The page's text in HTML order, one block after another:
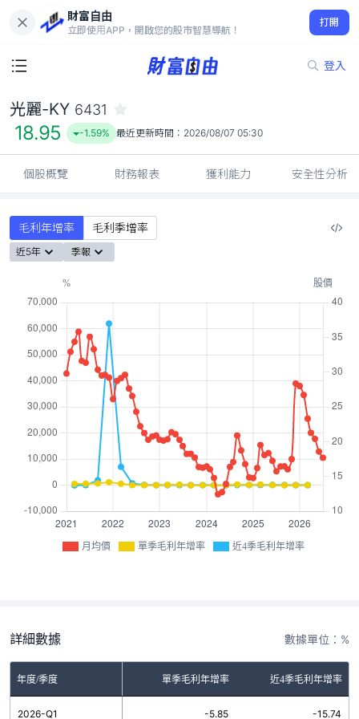
財富自由
立即使用APP，開啟您的股市智慧導航！
打開
登入
18.95
-1.59%
光麗-KY 6431
18.95 -1.59% 最近更新時間： 2026/08/07 05:30
個股概覽 財務報表 獲利能力 安全性分析
毛利年增率 毛利季增率
近5年 季報
月均價 單季毛利年增率 近4季毛利年增率
詳細數據 數據單位：%
年度/季度 單季毛利年增率 近4季毛利年增率
2026-Q1 -5.85 -15.74